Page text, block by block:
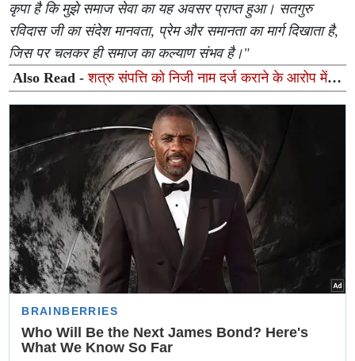
कृपा है कि मुझे समाज सेवा का यह अवसर प्राप्त हुआ। सतगुरु
रविदास जी का संदेश मानवता, प्रेम और समानता का मार्ग दिखाता है,
जिस पर चलकर ही समाज का कल्याण संभव है।"
Also Read -शत्रु संपत्ति को निजी नाम दर्ज कराने के आरोप में
पूर्व एसडीएम समेत आठ पर एफआईआर के आदेश